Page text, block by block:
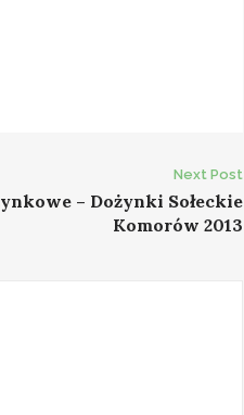
Next Post
– Dożynki Sołeckie
Komorów 2013